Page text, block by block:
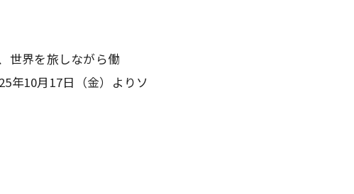
世界を旅しながら働
年10月17日（金）よりソ